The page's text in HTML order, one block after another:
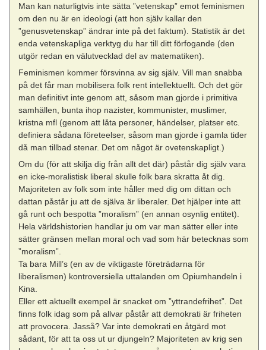
Man kan naturligtvis inte sätta ”vetenskap” emot feminismen
om den nu är en ideologi (att hon själv kallar den
”genusvetenskap” ändrar inte på det faktum). Statistik är det
enda vetenskapliga verktyg du har till ditt förfogande (den
utgör redan en välutvecklad del av matematiken).
Feminismen kommer försvinna av sig själv. Vill man snabba
på det får man mobilisera folk rent intellektuellt. Och det gör
man definitivt inte genom att, såsom man gjorde i primitiva
samhällen, bunta ihop nazister, kommunister, muslimer,
kristna mfl (genom att låta personer, händelser, platser etc.
definiera sådana företeelser, såsom man gjorde i gamla tider
då man tillbad stenar. Det om något är ovetenskapligt.)
Om du (för att skilja dig från allt det där) påstår dig själv vara
en icke-moralistisk liberal skulle folk bara skratta åt dig.
Majoriteten av folk som inte håller med dig om dittan och
dattan påstår ju att de själva är liberaler. Det hjälper inte att
gå runt och bespotta ”moralism” (en annan osynlig entitet).
Hela världshistorien handlar ju om var man sätter eller inte
sätter gränsen mellan moral och vad som här betecknas som
”moralism”.
Ta bara Mill’s (en av de viktigaste företrädarna för
liberalismen) kontroversiella uttalanden om Opiumhandeln i
Kina.
Eller ett aktuellt exempel är snacket om ”yttrandefrihet”. Det
finns folk idag som på allvar påstår att demokrati är friheten
att provocera. Jasså? Var inte demokrati en åtgärd mot
sådant, för att ta oss ut ur djungeln? Majoriteten av krig sen